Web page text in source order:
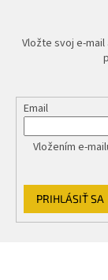
Vložte svoj e-
Email
Vložením e-
PRIHLÁSIŤ SA